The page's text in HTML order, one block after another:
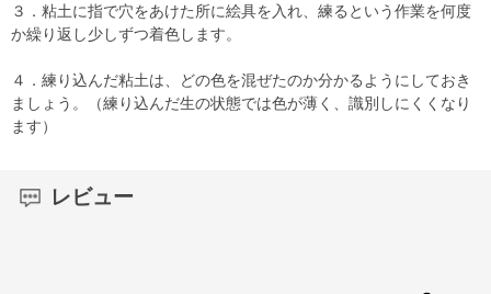
３．粘土に指で穴をあけた所に絵具を入れ、練るという作業を何度
か繰り返し少しずつ着色します。
４．練り込んだ粘土は、どの色を混ぜたのか分かるようにしておき
ましょう。（練り込んだ生の状態では色が薄く、識別しにくくなり
ます）
レビュー